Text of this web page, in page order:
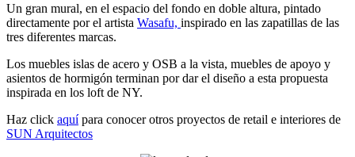
Un gran mural, en el espacio del fondo en doble altura, pintado
directamente por el artista Wasafu, inspirado en las zapatillas de las
tres diferentes marcas.
Los muebles islas de acero y OSB a la vista, muebles de apoyo y
asientos de hormigón terminan por dar el diseño a esta propuesta
inspirada en los loft de NY.
Haz click aquípara conocer otros proyectos de retail e interiores de
SUN Arquitectos